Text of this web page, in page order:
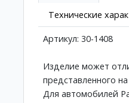
Технические
Артикул: 30-1408
Изделие может
представленного
Для автомобилей